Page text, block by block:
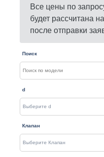
Все цены по
будет рассчитана
после отправки
Поиск
d
Клапан